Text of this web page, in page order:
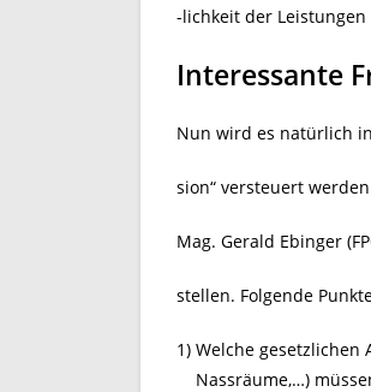
-lichkeit der Leistungen
Interessante
Nun wird es natürlich
sion“ versteuert
Mag. Gerald Ebinger
stellen. Folgende
1) Welche gesetzlichen
Nassräume,…)